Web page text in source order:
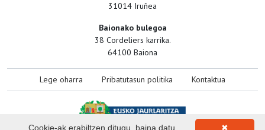
31014 Iruñea
Baionako bulegoa
38 Cordeliers karrika.
64100 Baiona
Lege oharra Pribatutasun politika Kontaktua
✖
Cookie-ak erabiltzen ditugu, baina datu